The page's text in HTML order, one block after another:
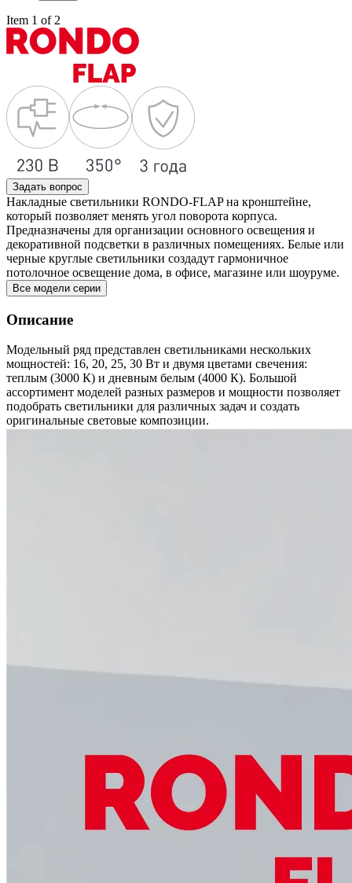
Item 1 of 2
Задать вопрос
Накладные светильники RONDO-FLAP на кронштейне,
который позволяет менять угол поворота корпуса.
Предназначены для организации основного освещения и
декоративной подсветки в различных помещениях. Белые или
черные круглые светильники создадут гармоничное
потолочное освещение дома, в офисе, магазине или шоуруме.
Все модели серии
Описание
Модельный ряд представлен светильниками нескольких
мощностей: 16, 20, 25, 30 Вт и двумя цветами свечения:
теплым (3000 К) и дневным белым (4000 К). Большой
ассортимент моделей разных размеров и мощности позволяет
подобрать светильники для различных задач и создать
оригинальные световые композиции.